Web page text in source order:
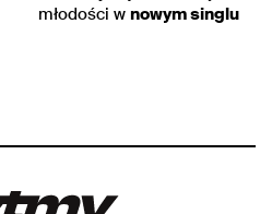
młodości w nowym singlu